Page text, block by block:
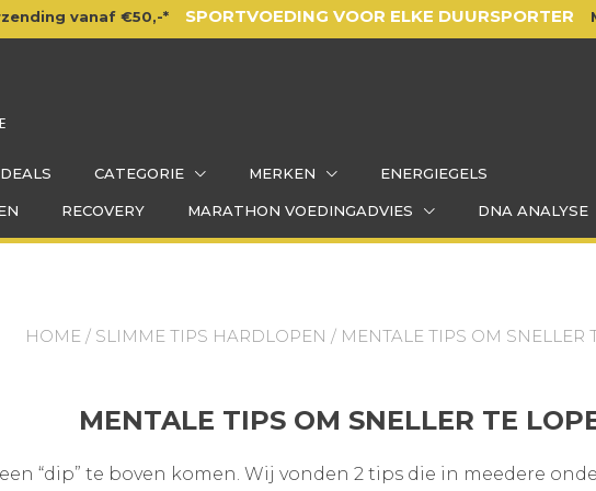
vanaf €50,-* SPORTVOEDING VOOR ELKE DUURSPORTER
CATEGORIE MERKEN ENERGIEGELS
RECOVERY MARATHON VOEDINGADVIES DNA ANALYSE
HOME / SLIMME TIPS HARDLOPEN / MENTALE TIPS OM SNELLER
MENTALE TIPS OM SNELLER TE
“dip” te boven komen. Wij vonden 2 tips die in meedere